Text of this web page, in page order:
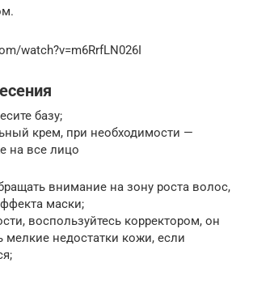
watch?v=m6RrfLN026I
базу;
крем, при необходимости —
на все лицо
внимание на зону роста волос,
маски;
воспользуйтесь корректором, он
мелкие недостатки кожи, если